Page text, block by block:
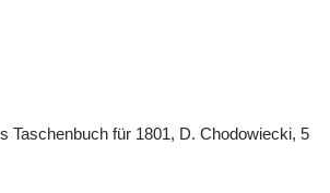
Taschenbuch für 1801, D. Chodowiecki, 5